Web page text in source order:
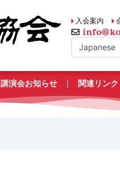
入会案内
講演会お知らせ 関連リンク